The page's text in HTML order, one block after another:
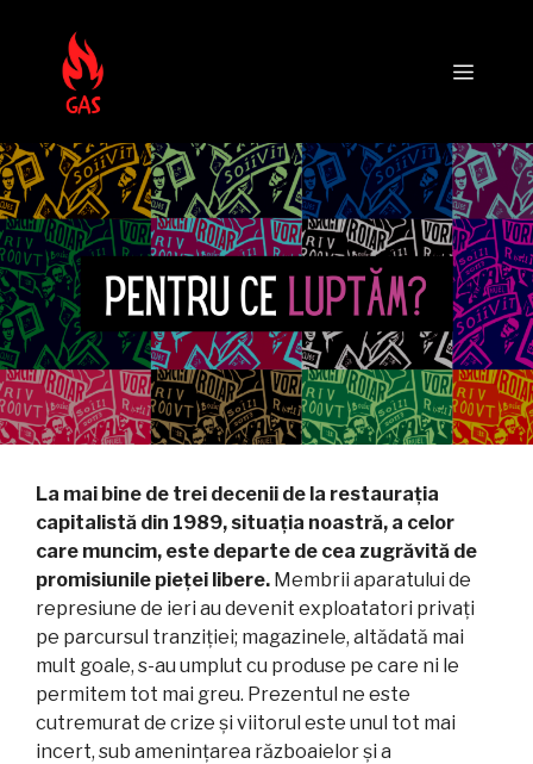
conținut
La mai bine de trei decenii de la restaurația
capitalistă din 1989, situația noastră, a celor
care muncim, este departe de cea zugrăvită de
promisiunile pieței libere. Membrii aparatului de
represiune de ieri au devenit exploatatori privați
pe parcursul tranziției; magazinele, altădată mai
mult goale, s-au umplut cu produse pe care ni le
permitem tot mai greu. Prezentul ne este
cutremurat de crize și viitorul este unul tot mai
incert, sub amenințarea războaielor și a